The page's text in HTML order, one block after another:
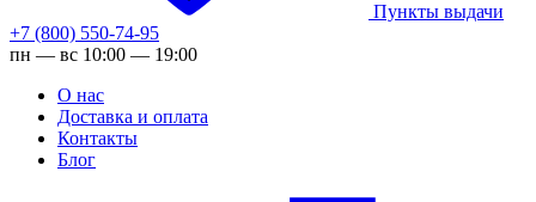
Пункты выдачи
+7 (800) 550-74-95
пн — вс 10:00 — 19:00
О нас
Доставка и оплата
Контакты
Блог